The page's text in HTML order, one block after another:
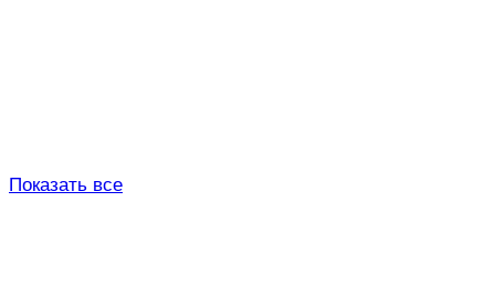
Показать все